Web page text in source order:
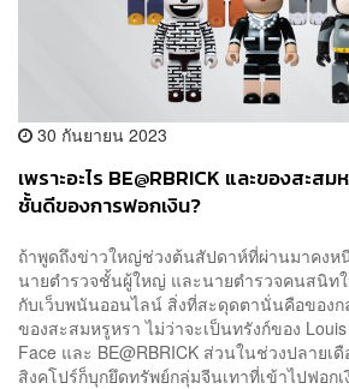
30 กันยายน 2023
เพราะอะไร BE@RBRICK และของสะส
ชั้นดีของการฟอกเงิน?
ถ้าพูดถึงข่าวใหญ่ช่วงต้นสัปดาห์ที่ผ่านมาคง
นายตำรวจชั้นผู้ใหญ่ และนายตำรวจคนสนิท
กับเว็บพนันออนไลน์ สิ่งที่สะดุดตานั่นคือของก
ของสะสมหรูหรา ไม่ว่าจะเป็นทรังก์ของ
Face และ BE@RBRICK ส่วนในช่วงปลายเ
สิงคโปร์ก็บุกยึดทรัพย์กลุ่มจีนเทาที่เข้าไปฟอกเ